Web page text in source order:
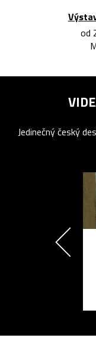
od
Jedinečný český